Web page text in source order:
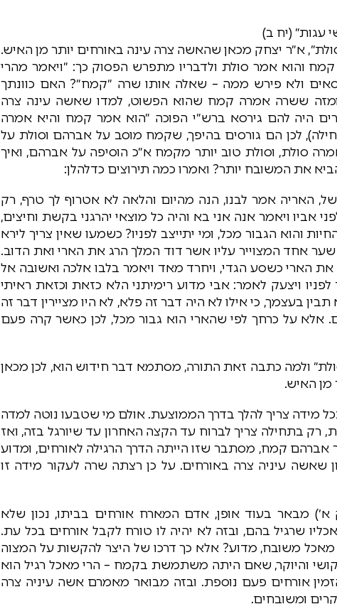
עגות״ (יח ב)
א״ר יצחק מכאן שהאשה צרה עינה באורחים יותר מן האיש.
והוא אמר סולת ולדבריו מתפרש הפסוק כך: ״ויאמר מהרי
ולא פירש ממה – שאלה אותו שרה ״קמח״? האם כוונתך
ששרה אמרה קמח שהוא הפשוט, למדו שאשה עינה צרה
היה להם גירסא ברש״י הפוכה ״הוא אמר קמח והיא אמרה
לכן הם גורסים בהיפך, שקמח מוסב על אברהם וסולת על
סולת, וסולת טוב יותר מקמח א״כ הוסיפה על אברהם, ואיך
את המשובח יותר? ואמרו כמה תירוצים כדלהלן:
האריה אמר לבנו, הנה מהיום והלאה לא אטרוף לך טרף, רק
אביו ויאמר אנה אני בא והיה כל מוצאי יהרגני בקשת וחיצים,
והוא הגבור מכל, ומי יתייצב לפניו? כשמעו שאין צריך לירא
אחד המצוייר עליו אשר דוד המלך הרג את הארי ואת הדוב.
את הארי כשסע הגדי, ויחרד מאד ויאמר בלבו אלכה ואשובה אל
לפניו ויצעק לאמר: אבי מדוע רימיתני הלא כזאת וכזאת ראיתי
בעצמך, כי אילו לא היה דבר זה פלא, לא היו מציירין דבר זה
אלא על כרחך לפי שהארי הוא גבור מכל, לכן כאשר קרה פעם
ולמה כתבה זאת התורה, מסתמא דבר חידוש הוא, לכן מכאן
מן האיש.
מידה צריך להלך בדרך הממוצעת. אולם מי שטבעו נוטה למדה
בתחילה צריך לברוח עד הקצה האחרון עד שיורגל בזה, ואז
קמח, מסתבר שזו הייתה הדרך הרגילה לאורחים, ומדוע
שאשה עיניה צרה באורחים. על כן רצתה שרה לעקור מידה זו
מבאר בעוד אופן, אדם המארח אורחים בביתו, נכון שלא
שרגיל בהם, ובזה לא יהיה לו טורח לקבל אורחים בכל עת.
משובח, מדוע? אלא כך דרכו של היצר להקשות על המצוה
והיוקר, שאם היתה משתמשת בקמח – הרי מאכל רגיל הוא
אורחים פעם נוספת. ובזה מבואר מאמרם אשה עיניה צרה
ומשובחים.